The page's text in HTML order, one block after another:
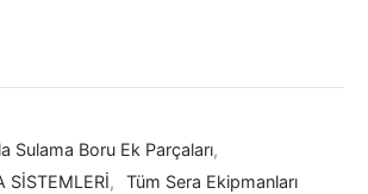
Sulama Boru Ek Parçaları,
SİSTEMLERİ, Tüm Sera Ekipmanları